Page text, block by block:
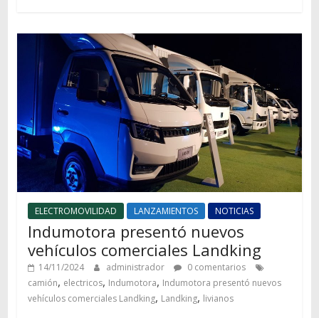
ELECTROMOVILIDAD LANZAMIENTOS NOTICIAS
Indumotora presentó nuevos
vehículos comerciales Landking
14/11/2024 administrador
0 comentarios
camión, electricos, Indumotora, Indumotora presentó nuevos
vehículos comerciales Landking, Landking, livianos